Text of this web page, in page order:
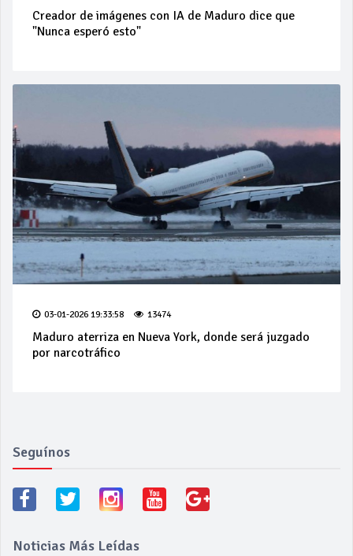
Creador de imágenes con IA de Maduro dice que
"Nunca esperó esto"
03-01-2026 19:33:58 13474
Maduro aterriza en Nueva York, donde será juzgado
por narcotráfico
Seguínos
Noticias Más Leídas